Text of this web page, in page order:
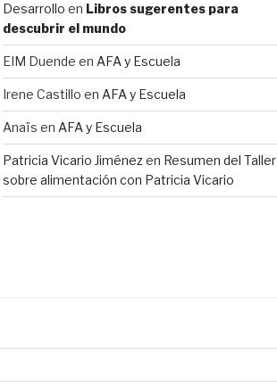
Desarrollo en Libros sugerentes para
descubrir el mundo
EIM Duende en AFA y Escuela
Irene Castillo en AFA y Escuela
Anaïs en AFA y Escuela
Patricia Vicario Jiménezen Resumen del Taller
sobre alimentación con Patricia Vicario